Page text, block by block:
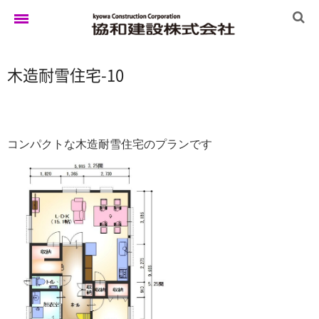
ホーム
実例集
ブログ
イベント
木造耐雪住宅-10
コンパクトな木造耐雪住宅のプランです